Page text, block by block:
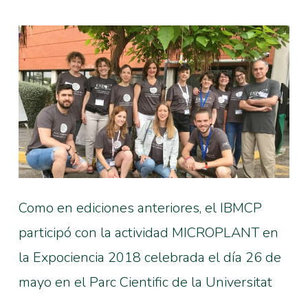
Como en ediciones anteriores, el IBMCP
participó con la actividad MICROPLANT en
la Expociencia 2018 celebrada el día 26 de
mayo en el Parc Cientific de la Universitat